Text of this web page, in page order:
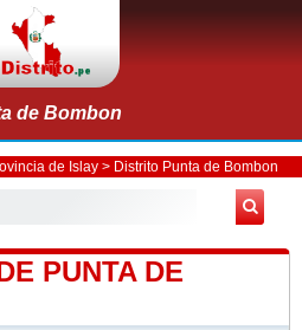
de Bombon
de Islay > Distrito Punta de Bombon
PUNTA DE